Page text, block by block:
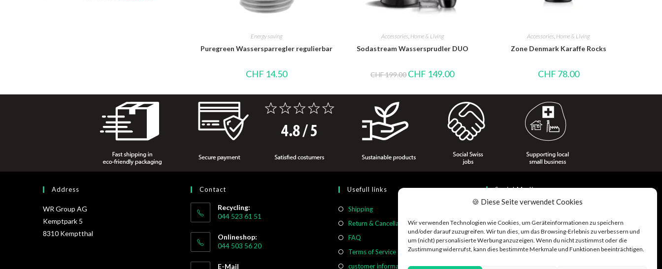
🍪 Diese Seite verwendet Cookies
Wir verwenden Technologien wie Cookies, um Geräteinformationen zu speichern
und/oder darauf zuzugreifen. Wir tun dies, um das Browsing-Erlebnis zu verbessern und
um (nicht) personalisierte Werbung anzuzeigen. Wenn du nicht zustimmst oder die
Zustimmung widerrufst, kann dies bestimmte Merkmale und Funktionen beeinträchtigen.
Energy saving
Puregreen Wassersparregler regulierbar
CHF 14.50
Accessories, Home & Living
Sodastream Wassersprudler DUO
CHF199.00 CHF 149.00
Accessories, Home & Living
Zone Denmark Karaffe Rocks
CHF 78.00
Address
WR Group AG
Kemptpark 5
8310 Kemptthal
Contact
Recycling:
044 523 61 51
Onlineshop:
044 503 56 20
E-Mail
Usefull links
Shipping
Return & Cancellation
FAQ
Terms of Service
customer information
Social Media